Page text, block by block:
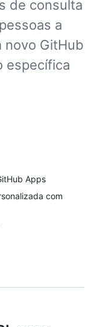
de consulta
a
novo GitHub
específica
Apps
com